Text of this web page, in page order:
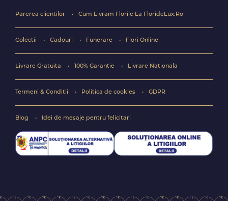
Parerea clientilor Cum Livram Florile La FlorideLux.Ro
Colectii Cadouri Funerare Flori Online
Livrare Gratuita 100% Garantie Livrare Nationala
Termeni & Conditii Politica de cookies GDPR
Blog Idei de mesaje pentru felicitari